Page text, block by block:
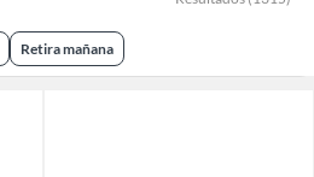
Retira mañana